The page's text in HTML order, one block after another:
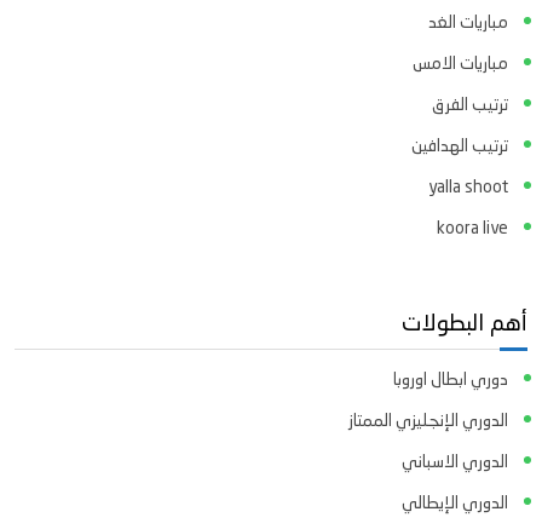
مباريات الغد
مباريات الامس
ترتيب الفرق
ترتيب الهدافين
yalla shoot
koora live
أهم البطولات
دوري ابطال اوروبا
الدوري الإنجليزي الممتاز
الدوري الاسباني
الدوري الإيطالي